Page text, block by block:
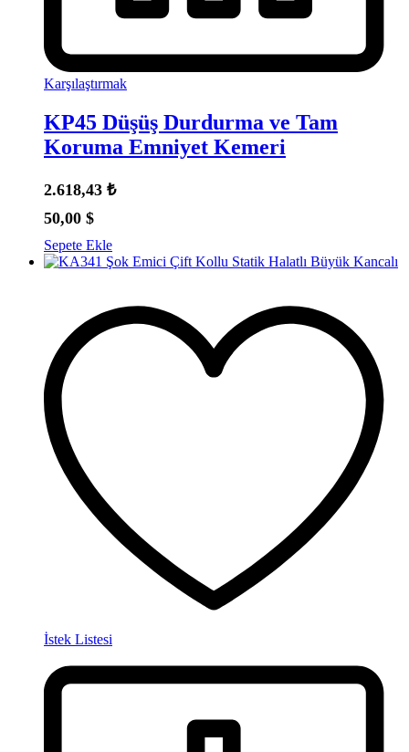
Karşılaştırmak
KP45 Düşüş Durdurma ve Tam
Koruma Emniyet Kemeri
2.618,43 ₺
50,00 $
Sepete Ekle
İstek Listesi